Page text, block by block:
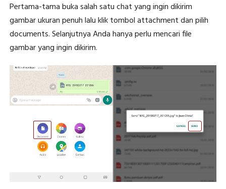
Pertama-tama buka salah satu chat yang ingin dikirim
gambar ukuran penuh lalu klik tombol attachment dan pilih
documents. Selanjutnya Anda hanya perlu mencari file
gambar yang ingin dikirim.